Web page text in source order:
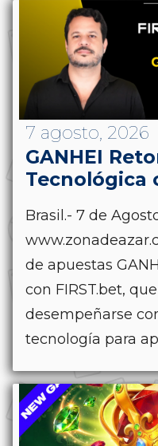
7 agosto, 2026
GANHEI
Tecnológica
Brasil.- 7 de
de apuestas
con FIRST.bet,
desempeñarse
tecnología para